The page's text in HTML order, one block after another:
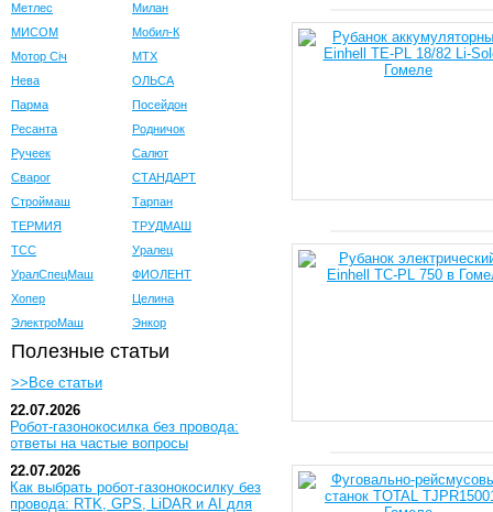
Метлес
Милан
МИСОМ
Мобил-К
Мотор Сiч
МТХ
Нева
ОЛЬСА
Парма
Посейдон
Ресанта
Родничок
Ручеек
Салют
Сварог
СТАНДАРТ
Строймаш
Тарпан
ТЕРМИЯ
ТРУДМАШ
ТСС
Уралец
УралСпецМаш
ФИОЛЕНТ
Хопер
Целина
ЭлектроМаш
Энкор
Полезные статьи
>>Все статьи
22.07.2026
Робот-газонокосилка без провода:
ответы на частые вопросы
22.07.2026
Как выбрать робот-газонокосилку без
провода: RTK, GPS, LiDAR и AI для